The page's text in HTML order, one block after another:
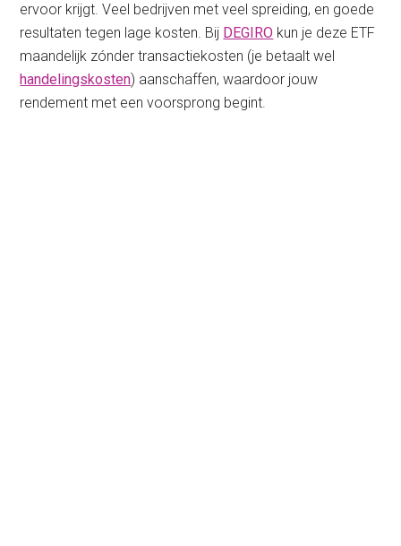
ervoor krijgt. Veel bedrijven met veel spreiding, en goede
resultaten tegen lage kosten. Bij DEGIRO kun je deze ETF
maandelijk zónder transactiekosten (je betaalt wel
handelingskosten) aanschaffen, waardoor jouw
rendement met een voorsprong begint.